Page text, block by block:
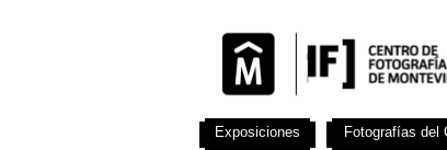
Exposiciones Fotografías del